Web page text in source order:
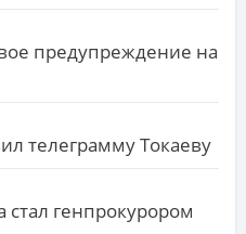
предупреждение на
телеграмму Токаеву
генпрокурором